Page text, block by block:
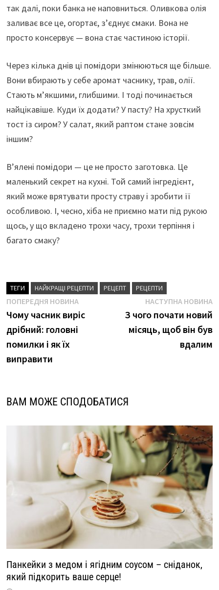
так далі, поки банка не наповниться. Оливкова олія
заливає все це, огортає, з’єднує смаки. Вона не
просто консервує — вона стає частиною історії.
Через кілька днів ці помідори змінюються ще більше.
Вони вбирають у себе аромат часнику, трав, олії.
Стають м’якшими, глибшими. І тоді починається
найцікавіше. Куди їх додати? У пасту? На хрусткий
тост із сиром? У салат, який раптом стане зовсім
іншим?
В’ялені помідори — це не просто заготовка. Це
маленький секрет на кухні. Той самий інгредієнт,
який може врятувати просту страву і зробити її
особливою. І, чесно, хіба не приємно мати під рукою
щось, у що вкладено трохи часу, трохи терпіння і
багато смаку?
ТЕГИ НАЙКРАЩІ РЕЦЕПТИ РЕЦЕПТ РЕЦЕПТИ
Навігація
записів
ПОПЕРЕДНЯ НОВИНАПопередня
новина
Чому часник виріс
дрібний: головні
помилки і як їх
виправити
НАСТУПНА НОВИНА
З чого почати новий
місяць, щоб він був
вдалим
ВАМ МОЖЕ СПОДОБАТИСЯ
Панкейки з медом і ягідним соусом – сніданок,
який підкорить ваше серце!